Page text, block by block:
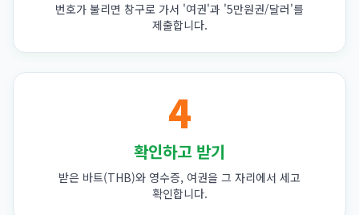
번호가 불리면 창구로 가서 '여권'과 '5만원권/달러'를
제출합니다.
4
확인하고 받기
받은 바트(THB)와 영수증, 여권을 그 자리에서 세고
확인합니다.